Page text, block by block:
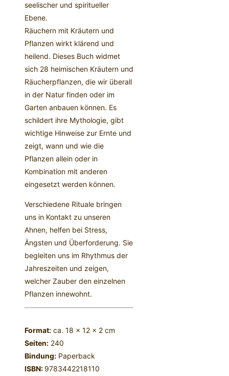
seelischer und spiritueller
Ebene.
Räuchern mit Kräutern und
Pflanzen wirkt klärend und
heilend. Dieses Buch widmet
sich 28 heimischen Kräutern und
Räucherpflanzen, die wir überall
in der Natur finden oder im
Garten anbauen können. Es
schildert ihre Mythologie, gibt
wichtige Hinweise zur Ernte und
zeigt, wann und wie die
Pflanzen allein oder in
Kombination mit anderen
eingesetzt werden können.
Verschiedene Rituale bringen
uns in Kontakt zu unseren
Ahnen, helfen bei Stress,
Ängsten und Überforderung. Sie
begleiten uns im Rhythmus der
Jahreszeiten und zeigen,
welcher Zauber den einzelnen
Pflanzen innewohnt.
Format: ca. 18 x 12 x 2 cm
Seiten: 240
Bindung: Paperback
ISBN: 9783442218110